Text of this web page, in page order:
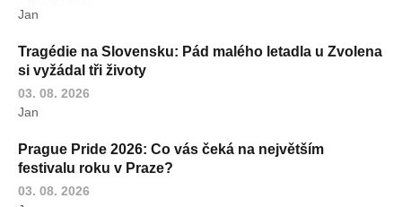
Jan
Tragédie na Slovensku: Pád malého letadla u Zvolena
si vyžádal tři životy
03. 08. 2026
Jan
Prague Pride 2026: Co vás čeká na největším
festivalu roku v Praze?
03. 08. 2026